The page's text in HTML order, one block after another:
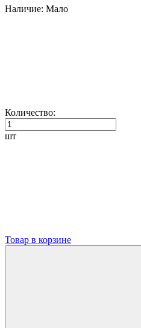
Наличие: Мало
Количество:
шт
Товар в корзине